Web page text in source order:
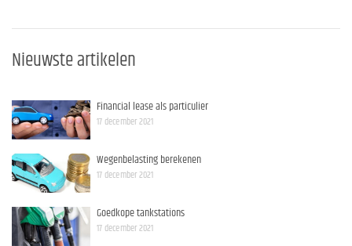
Nieuwste artikelen
Financial lease als particulier
17 december 2021
Wegenbelasting berekenen
17 december 2021
Goedkope tankstations
17 december 2021